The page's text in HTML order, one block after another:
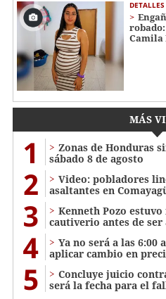
DETALLES
Camila
MÁS
1
Zonas de Honduras
sábado 8 de agosto
2
Video: pobladores
asaltantes en
3
Kenneth Pozo estuvo
cautiverio antes de ser
4
Ya no será a las 6:00
aplicar cambio en
5
Concluye juicio
será la fecha para el